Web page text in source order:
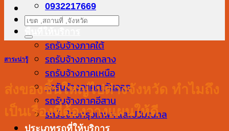
รถรับจ้างภาคใต้
รถรับจ้างภาคกลาง
รถรับจ้างภาคเหนือ
รถรับจ้างภาคตะวันออก
รถรับจ้างภาคอีสาน
รถรับจ้างกรุงเทพฯ และปริมณฑล
ประเภทรถที่ให้บริการ
0932217669
ค้นหา:
สาระน่ารู้
ส่งของชิ้นใหญ่ไปต่างจังหวัด ทำไมถึง
เป็นเรื่องที่ต้องวางแผนให้ดี